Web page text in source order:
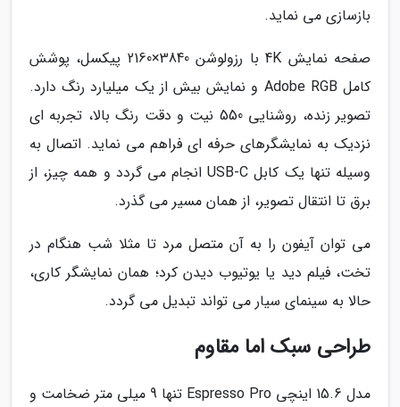
بازسازی می نماید.
صفحه نمایش 4K با رزولوشن 3840×2160 پیکسل، پوشش
کامل Adobe RGB و نمایش بیش از یک میلیارد رنگ دارد.
تصویر زنده، روشنایی 550 نیت و دقت رنگ بالا، تجربه ای
نزدیک به نمایشگرهای حرفه ای فراهم می نماید. اتصال به
وسیله تنها یک کابل USB-C انجام می گردد و همه چیز، از
برق تا انتقال تصویر، از همان مسیر می گذرد.
می توان آیفون را به آن متصل مرد تا مثلا شب هنگام در
تخت، فیلم دید یا یوتیوب دیدن کرد؛ همان نمایشگر کاری،
حالا به سینمای سیار می تواند تبدیل می گردد.
طراحی سبک اما مقاوم
مدل 15.6 اینچی Espresso Pro تنها 9 میلی متر ضخامت و